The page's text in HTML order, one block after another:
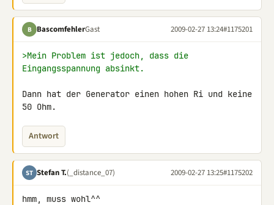
B BascomfehlerGast 2009-02-27 13:24#1175201
>Mein Problem ist jedoch, dass die
Eingangsspannung absinkt.
Dann hat der Generator einen hohen Ri und keine
50 Ohm.
Antwort
ST Stefan T.(_distance_07) 2009-02-27 13:25#1175202
hmm, muss wohl^^